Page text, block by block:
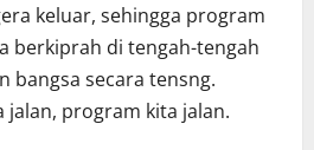
keluar, sehingga program
berkiprah di tengah-tengah
bangsa secara tensng.
jalan, program kita jalan.